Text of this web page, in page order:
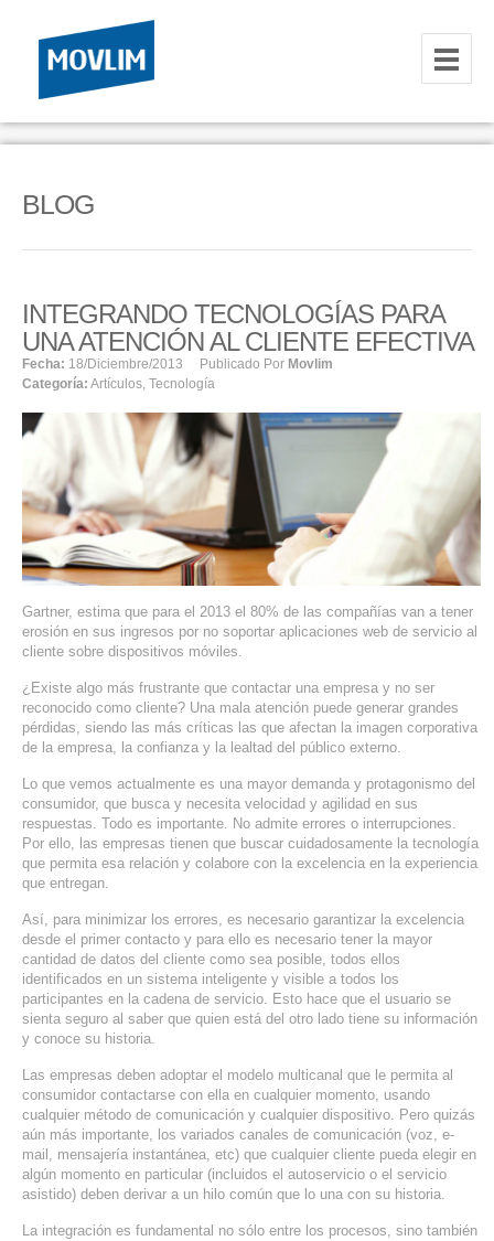
INICIO
HOSTING
HOSTING
RESELLER
SERVIDORES VPS
SERVIDORES VPS WINDOWS
SERVIDORES DEDICADOS
AGENCIA DIGITAL
PAGINAS WEB PARA NEGOCIOS
PAGINA WEB CON MANEJADOR DE CONTENIDOS
PAGINA WEB CON CATÁLOGO DE PRODUCTOS
PAGINAS WEB A MEDIDA
APPS PARA NEGOCIOS
SISTEMAS PARA NEGOCIOS Y EMPRESAS
MARKETING DIGITAL
EMAIL MARKETING
SERVICIOS DE TI
TRANSFORMACIÓN DIGITAL
PORTAFOLIO
BLOG
BLOG
INTEGRANDO TECNOLOGÍAS PARA
UNA ATENCIÓN AL CLIENTE EFECTIVA
Fecha: 18/diciembre/2013 Publicado Por Movlim
Categoría: Artículos, Tecnología
Gartner, estima que para el 2013 el 80% de las compañías van a tener
erosión en sus ingresos por no soportar aplicaciones web de servicio al
cliente sobre dispositivos móviles.
¿Existe algo más frustrante que contactar una empresa y no ser
reconocido como cliente? Una mala atención puede generar grandes
pérdidas, siendo las más críticas las que afectan la imagen corporativa
de la empresa, la confianza y la lealtad del público externo.
Lo que vemos actualmente es una mayor demanda y protagonismo del
consumidor, que busca y necesita velocidad y agilidad en sus
respuestas. Todo es importante. No admite errores o interrupciones.
Por ello, las empresas tienen que buscar cuidadosamente la tecnología
que permita esa relación y colabore con la excelencia en la experiencia
que entregan.
Así, para minimizar los errores, es necesario garantizar la excelencia
desde el primer contacto y para ello es necesario tener la mayor
cantidad de datos del cliente como sea posible, todos ellos
identificados en un sistema inteligente y visible a todos los
participantes en la cadena de servicio. Esto hace que el usuario se
sienta seguro al saber que quien está del otro lado tiene su información
y conoce su historia.
Las empresas deben adoptar el modelo multicanal que le permita al
consumidor contactarse con ella en cualquier momento, usando
cualquier método de comunicación y cualquier dispositivo. Pero quizás
aún más importante, los variados canales de comunicación (voz, e-
mail, mensajería instantánea, etc) que cualquier cliente pueda elegir en
algún momento en particular (incluidos el autoservicio o el servicio
asistido) deben derivar a un hilo común que lo una con su historia.
La integración es fundamental no sólo entre los procesos, sino también